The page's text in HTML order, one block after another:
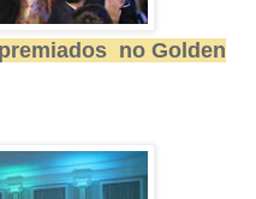
no Golden